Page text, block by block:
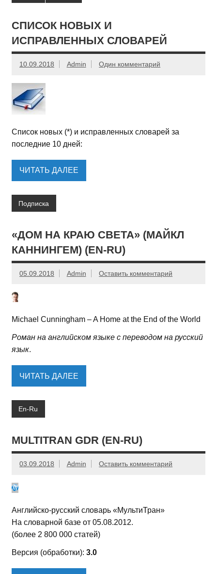
СПИСОК НОВЫХ И
ИСПРАВЛЕННЫХ СЛОВАРЕЙ
10.09.2018 Admin Один комментарий
Список новых (*) и исправленных словарей за
последние 10 дней:
ЧИТАТЬ ДАЛЕЕ
Подписка
«ДОМ НА КРАЮ СВЕТА» (МАЙКЛ
КАННИНГЕМ) (EN-RU)
05.09.2018 Admin Оставить комментарий
Michael Cunningham – A Home at the End of the World
Роман на английском языке с переводом на русский
язык.
ЧИТАТЬ ДАЛЕЕ
En-Ru
MULTITRAN GDR (EN-RU)
03.09.2018 Admin Оставить комментарий
Английско-русский словарь «МультиТран»
На словарной базе от 05.08.2012.
(более 2 800 000 статей)
Версия (обработки): 3.0